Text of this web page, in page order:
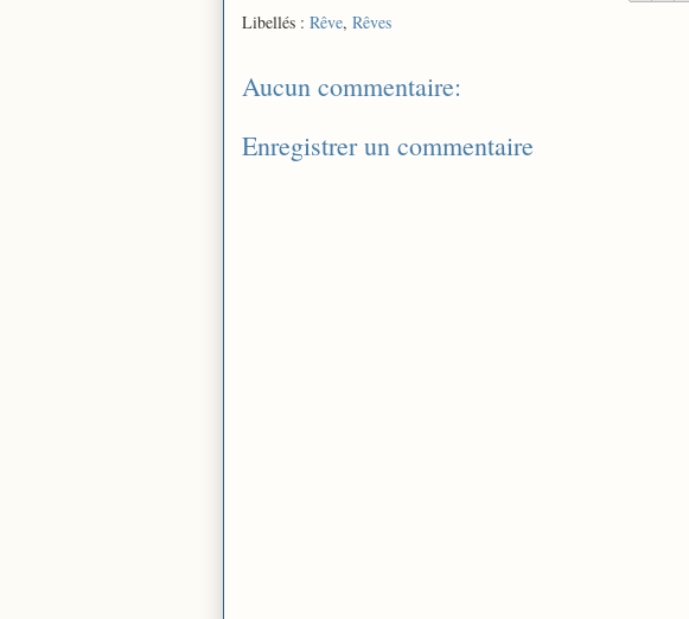
Libellés : Rêve, Rêves
Aucun commentaire:
Enregistrer un commentaire